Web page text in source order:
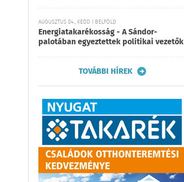
AUGUSZTUS 04., KEDD | BELFÖLD
Energiatakarékosság - A Sándor-
palotában egyeztettek politikai vezetők
TOVÁBBI HÍREK